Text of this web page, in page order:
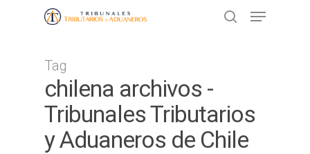
Presione ENTER para buscar o ESC
para cerrar
Tag
chilena archivos -
Tribunales Tributarios
y Aduaneros de Chile